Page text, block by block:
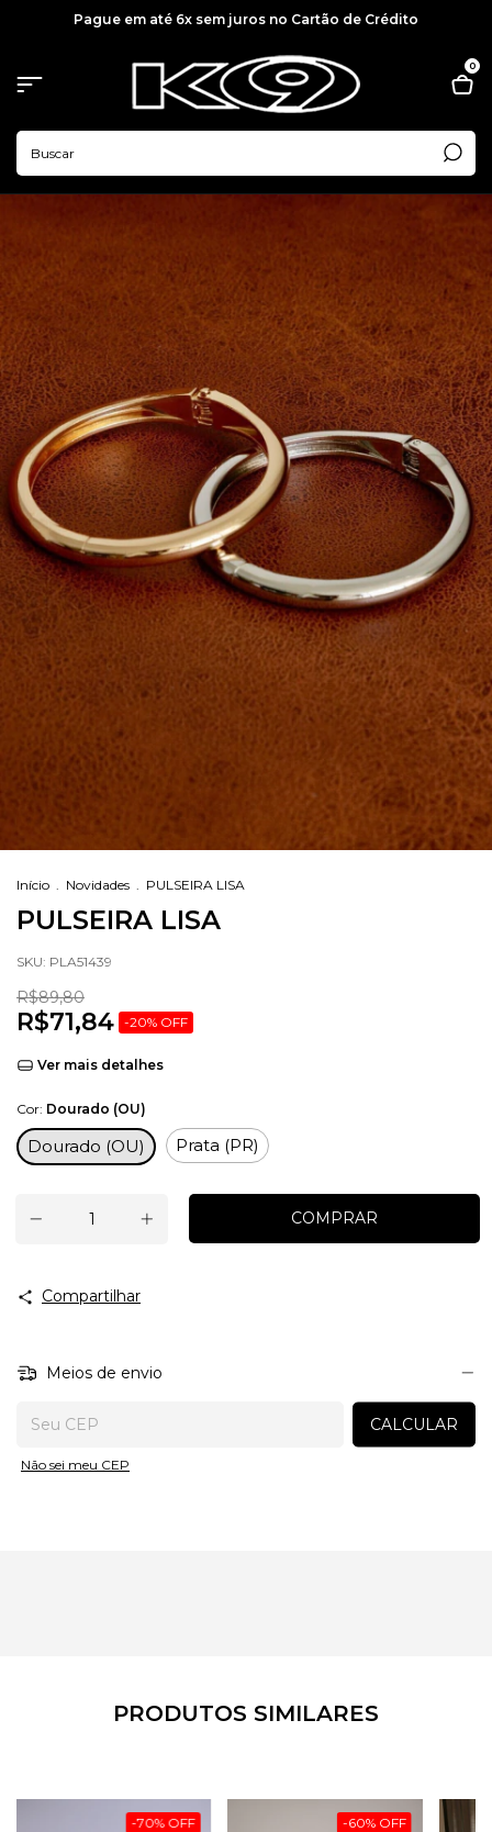
Pague em até 6x sem juros no Cartão de Crédito
0
Início . Novidades . PULSEIRA LISA
PULSEIRA LISA
SKU: PLA51439
R$89,80
R$71,84 -20% OFF
Ver mais detalhes
Cor: Dourado (OU)
Dourado (OU) Prata (PR)
Compartilhar
Meios de envio
CALCULAR
Não sei meu CEP
PRODUTOS SIMILARES
-70% OFF -60% OFF